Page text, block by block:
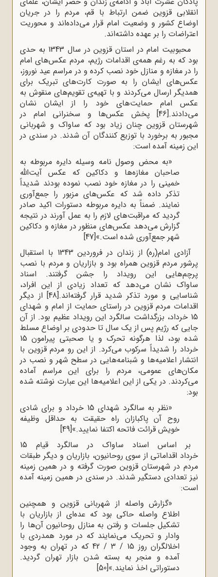
انقلابی قزوین ضمن ارتباط با قم، مردم را در جریان
اوضاع کشور و وضعیت امام قرار می‌داده‌اند و محوریت
اعتراضات را بر عهده داشته‌اند.
محبوبیت امام در استان قزوین در سال 1343 به حدی
بود که به رغم همه‌ی اقدامات رژیم، مردم عکس‌های امام
را در مغازه و منازل خود نصب کرده و در مراسم عید نوروز،
عکس‌های ایشان را به صورت کارت‌های تبریک برای
همدیگر ارسال می‌کردند و با تهیه‌ی تقویم‌های منقوش به
عکس امام حمایت‌های خود را از ایشان نشان
می‌دادند.[46] پخش عکس‌ها و سخنرانی امام در
شهرستان قزوین چنان زیاد بود که ساواک و شهربانی
مجبور به برخورد با توزیع کنندگان آن شدند. در سندی در
این زمینه آمده است:
«به محض وصول نامه وسیله دایره مربوطه به
صاحبان مغازه‌ها و دکاکین که عکس آیت‌الله
خمینی را در مغازه خود نصب نموده بودند شدیداً
تذکر داده شد که عکس‌های مزبور را جمع‌آوری
نمایند. ضمناً به دایره مربوطه دستورات اکید صادر
گردید که مراقبت‌های لازم را به عمل آورند در نتیجه
گزارش می‌دهد عکس‌های منظور در مغازه و دکاکین
شهر جمع‌آوری شده است.»[47]
آزادی امام(ره) از زندان در فروردین 1343 با استقبال
پرشور مردم قزوین همراه بود و بازاریان و مردم با نصب
پرچم‌هایی این رویداد را جشن گرفتند. اسناد
ساواک نشان می‌دهد که تعداد زیادی از این افراد،
شناسایی و مورد تذکر شدید قرار گرفته‌اند.[48] از دیگر
اقدامات مردم قزوین در راستای حمایت از امام و شهدای
15 خرداد، بزرگداشت سالگرد این رویداد عظیم بود. از آن
جایی که رژیم پس از یک سال تا حدودی بر اوضاع مسلط
شده بود، لذا هرگونه تحرک و یا صحبتی پیرامون 15
خرداد را شدیداً سرکوب می‌کرد. از این رو مردم قزوین با
انتشار اعلامیه‌ها و شبنامه‌هایی در سطح شهر و نصب در
مکان‌های عمومی، مردم را برای این مراسم آماده
می‌کردند. در یکی از این اعلامیه‌ها این عبارت نوشته شده
بود:
«نظر به سالگرد شهدای 15 خرداد و برای شادی
روح آن پاکبازان راه حقیقت به حداقل وظیفه
خویش قرائت فاتحه اکتفا نمایید.»[49]
بر اساس اسناد ساواک در سالگرد قیام 15
خرداد اقداماتی از سوی روحانیون، بازاریان و دیگر طبقات
مردم در شهرستان قزوین صورت گرفته و در همین زمینه
نیز تعدادی دستگیر شدند. در سندی در همین زمینه آمده
است:
«گزارش واصله از شهربانی قزوین و همچنین
اطلاع واصله حاکی بود که عده‌ای از بازاریان با
تشکیل جلسات و رفتن به منازل روحانیون آن‌ها را
وادار و تحریک می‌نمایند که در مورد همدردی با
اخلالگران روز 15 / 3 / 42 که در تهران به وجود
آمده و منجر به بسته شدن بازار تهران گردید.
دستوراتی اخذ نمایند.»[50]